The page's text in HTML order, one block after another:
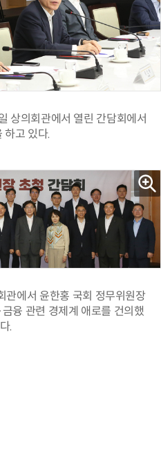
상의회관에서 열린 간담회에서
하고 있다.
에서 윤한홍 국회 정무위원장
융 관련 경제계 애로를 건의했
다.